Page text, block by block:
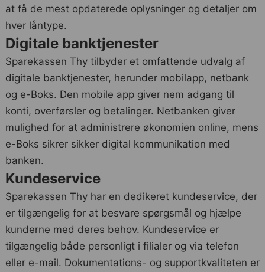
at få de mest opdaterede oplysninger og detaljer om
hver låntype.
Digitale banktjenester
Sparekassen Thy tilbyder et omfattende udvalg af
digitale banktjenester, herunder mobilapp, netbank
og e-Boks. Den mobile app giver nem adgang til
konti, overførsler og betalinger. Netbanken giver
mulighed for at administrere økonomien online, mens
e-Boks sikrer sikker digital kommunikation med
banken.
Kundeservice
Sparekassen Thy har en dedikeret kundeservice, der
er tilgængelig for at besvare spørgsmål og hjælpe
kunderne med deres behov. Kundeservice er
tilgængelig både personligt i filialer og via telefon
eller e-mail. Dokumentations- og supportkvaliteten er